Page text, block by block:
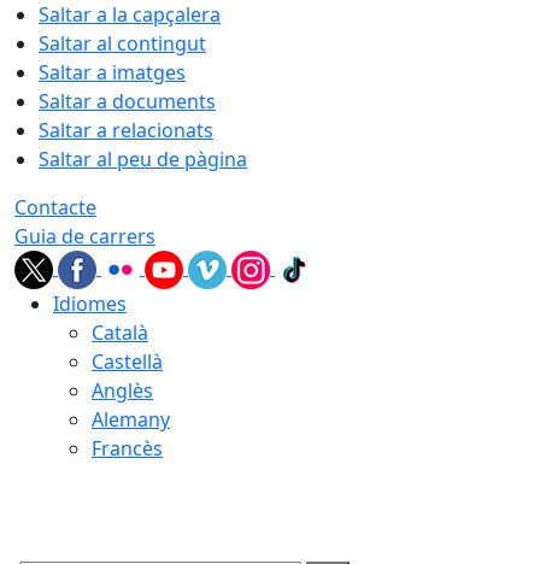
Saltar a la capçalera
Saltar al contingut
Saltar a imatges
Saltar a documents
Saltar a relacionats
Saltar al peu de pàgina
Contacte
Guia de carrers
Idiomes
Català
Castellà
Anglès
Alemany
Francès